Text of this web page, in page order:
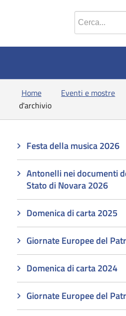
Cerca nel sito
Home Eventi e mostre
d'archivio
Festa della musica 2026
Antonelli nei documenti
Stato di Novara 2026
Domenica di carta 2025
Giornate Europee del
Domenica di carta 2024
Giornate Europee del